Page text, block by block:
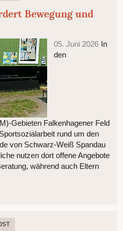
Bewegung und
05. Juni 2026 In
den
Gebieten Falkenhagener Feld
rund um den
von Schwarz-Weiß Spandau
nutzen dort offene Angebote
während auch Eltern